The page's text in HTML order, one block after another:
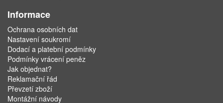
Informace
Ochrana osobních dat
Nastavení soukromí
Dodací a platební podmínky
Podmínky vrácení peněz
Jak objednat?
Reklamační řád
Převzetí zboží
Montážní návody